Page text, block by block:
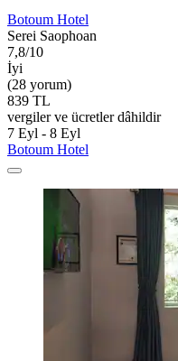
Botoum Hotel
Serei Saophoan
7,8/10
İyi
(28 yorum)
839 TL
vergiler ve ücretler dâhildir
7 Eyl - 8 Eyl
Botoum Hotel